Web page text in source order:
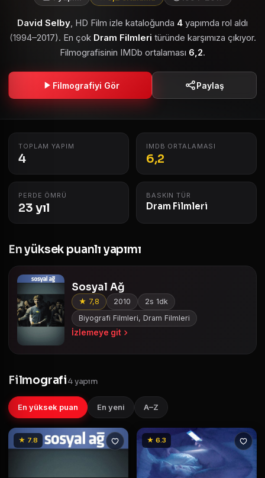
David Selby, HD Film izle kataloğunda 4 yapımda rol aldı
(1994–2017). En çok Dram Filmleri türünde karşımıza çıkıyor.
Filmografisinin IMDb ortalaması 6,2.
Filmografiyi Gör Paylaş
TOPLAM YAPIM
4
IMDB ORTALAMASI
6,2
PERDE ÖMRÜ
23 yıl
BASKIN TÜR
Dram Filmleri
En yüksek puanlı yapımı
Sosyal Ağ
★ 7,8 2010
2s 1dk
Biyografi Filmleri, Dram Filmleri
İzlemeye git
Filmografi4 yapım
En yüksek puan En yeni A–Z
★ 7.8 ★ 6.3